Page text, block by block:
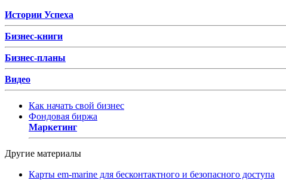
Истории Успеха
Бизнес-книги
Бизнес-планы
Видео
Как начать свой бизнес
Фондовая биржа
Маркетинг
Другие материалы
Карты em-marine для бесконтактного и безопасного доступа